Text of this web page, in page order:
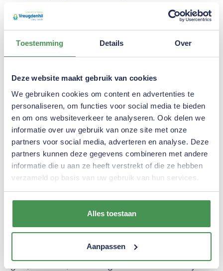
Toestemming Details Over
Deze website maakt gebruik van cookies
We gebruiken cookies om content en advertenties te
personaliseren, om functies voor social media te bieden
en om ons websiteverkeer te analyseren. Ook delen we
informatie over uw gebruik van onze site met onze
partners voor social media, adverteren en analyse. Deze
partners kunnen deze gegevens combineren met andere
informatie die u aan ze heeft verstrekt of die ze hebben
verzameld op basis van uw gebruik van hun services.
Alles toestaan
Aanpassen
eerste aanspreekpunt bij Vreugdenhil. Ik denk graag
met u mee en help waar dat kan.
Zelf kom ik ook van een melkveehouderij. Eerder
hadden we thuis een jongvee opfok. We zijn net weer
gestart met een koppel van 30 blaarkoppen. De melk